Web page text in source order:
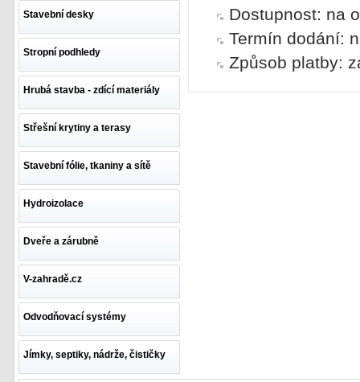
Stavební desky
Stropní podhledy
Hrubá stavba - zdící materiály
Střešní krytiny a terasy
Stavební fólie, tkaniny a sítě
Hydroizolace
Dveře a zárubně
V-zahradě.cz
Odvodňovací systémy
Jímky, septiky, nádrže, čističky
Dostupnost: na
Termín dodání:
Způsob platby: